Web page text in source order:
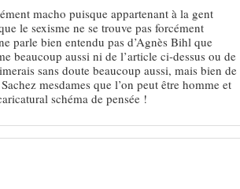
macho puisque appartenant à la gent
le sexisme ne se trouve pas forcément
parle bien entendu pas d’Agnès Bihl que
beaucoup aussi ni de l’article ci-dessus ou de
sans doute beaucoup aussi, mais bien de
mesdames que l’on peut être homme et
schéma de pensée !